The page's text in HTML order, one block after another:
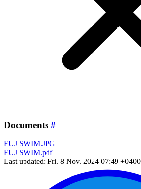
Documents #
FUJ SWIM.JPG
FUJ SWIM.pdf
Last updated: Fri. 8 Nov. 2024 07:49 +0400